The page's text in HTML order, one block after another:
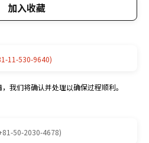
加入收藏
11-530-9640)
我们将确认并处理以确保过程顺利。
50-2030-4678)